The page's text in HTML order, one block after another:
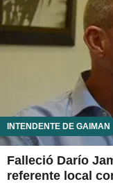
INTENDENTE DE GAIMAN
Falleció Darío
referente local